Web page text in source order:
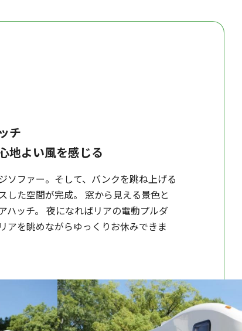
チ
地よい風を感じる
ソファー。そして、バンクを跳ね上げる
した空間が完成。 窓から見える景色と
ハッチ。 夜になればリアの電動プルダ
アを眺めながらゆっくりお休みできま